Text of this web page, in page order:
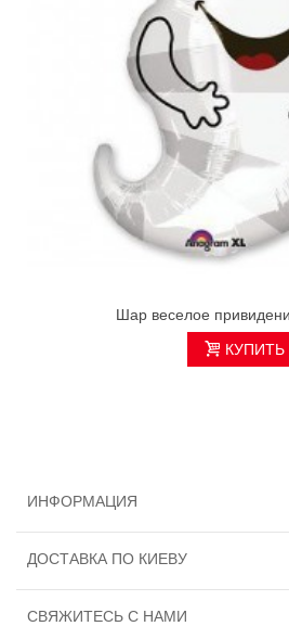
Шар веселое
КУПИТЬ
ИНФОРМАЦИЯ
ДОСТАВКА ПО КИЕВУ
СВЯЖИТЕСЬ С НАМИ